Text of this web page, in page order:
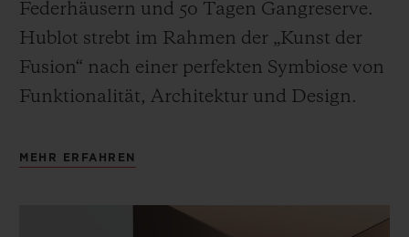
Federhäusern und 50 Tagen Gangreserve.
Hublot strebt im Rahmen der „Kunst der
Fusion“ nach einer perfekten Symbiose von
Funktionalität, Architektur und Design.
MEHR ERFAHREN